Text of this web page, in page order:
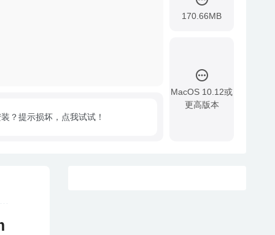
170.66MB
MacOS 10.12或
更高版本
？提示损坏，点我试试！